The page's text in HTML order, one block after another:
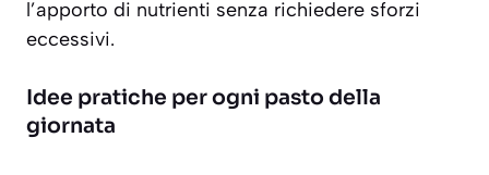
l’apporto di nutrienti senza richiedere sforzi
eccessivi.
Idee pratiche per ogni pasto della
giornata